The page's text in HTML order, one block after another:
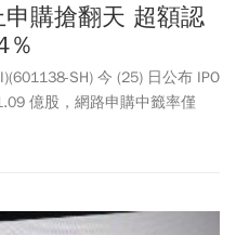
申購搶翻天 超額認
％
SH) 今 (25) 日公布 IPO
億股，網路申購中籤率僅
150 倍，因此啟動回撥機